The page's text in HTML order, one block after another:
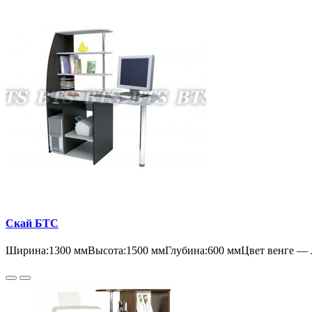
Скай БТС
Ширина:1300 ммВысота:1500 ммГлубина:600 ммЦвет венге —